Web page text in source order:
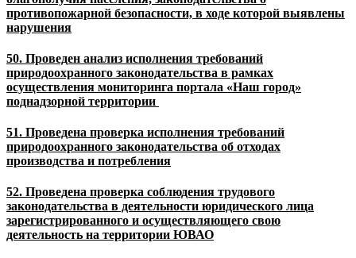
противопожарной безопасности, в ходе которой выявлены
нарушения
50. Проведен анализ исполнения требований
природоохранного законодательства в рамках
осуществления мониторинга портала «Наш город»
поднадзорной территории
51. Проведена проверка исполнения требований
природоохранного законодательства об отходах
производства и потребления
52. Проведена проверка соблюдения трудового
законодательства в деятельности юридического лица
зарегистрированного и осуществляющего свою
деятельность на территории ЮВАО